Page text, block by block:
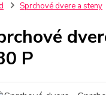
Sprchové dvere a steny
P